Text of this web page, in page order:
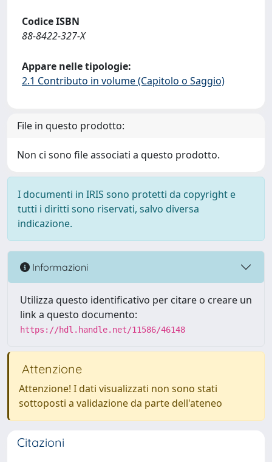
Codice ISBN
88-8422-327-X
Appare nelle tipologie:
2.1 Contributo in volume (Capitolo o Saggio)
File in questo prodotto:
Non ci sono file associati a questo prodotto.
I documenti in IRIS sono protetti da copyright e
tutti i diritti sono riservati, salvo diversa
indicazione.
Informazioni
Utilizza questo identificativo per citare o creare un
link a questo documento:
https://hdl.handle.net/11586/46148
Attenzione
Attenzione! I dati visualizzati non sono stati
sottoposti a validazione da parte dell'ateneo
Citazioni